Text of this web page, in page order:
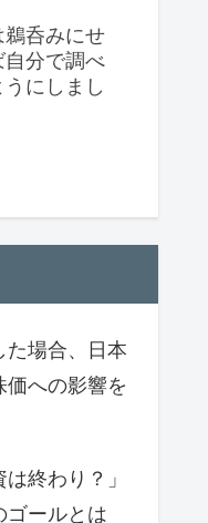
呑みにせ
分で調べ
にしまし
た場合、日本
への影響を
終わり？」
ゴールとは